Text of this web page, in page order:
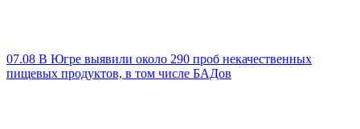
07.08 В Югре выявили около 290 проб некачественных
пищевых продуктов, в том числе БАДов